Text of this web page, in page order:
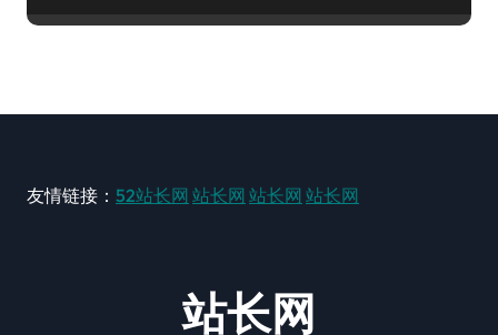
友情链接： 52站长网 站长网 站长网 站长网
站长网